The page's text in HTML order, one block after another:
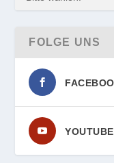
FOLGE UNS
YOUTUBE